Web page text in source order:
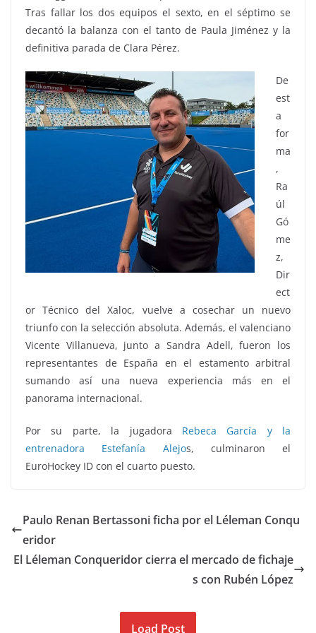
Tras fallar los dos equipos el sexto, en el séptimo se
decantó la balanza con el tanto de Paula Jiménez y la
definitiva parada de Clara Pérez.
De
est
a
for
ma
,
Ra
úl
Gó
me
z,
Dir
ect
or Técnico del Xaloc, vuelve a cosechar un nuevo
triunfo con la selección absoluta. Además, el valenciano
Vicente Villanueva, junto a Sandra Adell, fueron los
representantes de España en el estamento arbitral
sumando así una nueva experiencia más en el
panorama internacional.
Por su parte, la jugadora Rebeca García y la
entrenadora Estefanía Alejos, culminaron el
EuroHockey ID con el cuarto puesto.
Paulo Renan Bertassoni ficha por el Léleman Conqu
eridor
El Léleman Conqueridor cierra el mercado de fichaje
s con Rubén López
Load Post